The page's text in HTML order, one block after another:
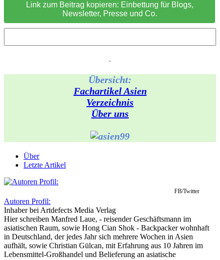
Link zum Beitrag kopieren: Einbettung für Blogs,
Newsletter, Presse und Co.
-
Übersicht:
Fachartikel Asien
Verzeichnis
Über uns
Über
Letzte Artikel
FB/Twitter
Autoren Profil:
Inhaberbei Artdefects Media Verlag
Hier schreiben Manfred Laue, - reisender Geschäftsmann im
asiatischen Raum, sowie Hong Cian Shok - Backpacker wohnhaft
in Deutschland, der jedes Jahr sich mehrere Wochen in Asien
aufhält, sowie Christian Gülcan, mit Erfahrung aus 10 Jahren im
Lebensmittel-Großhandel und Belieferung an asiatische